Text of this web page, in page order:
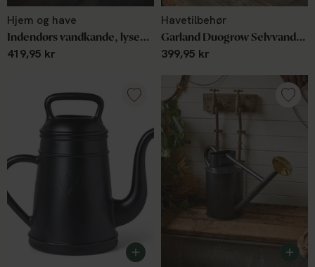
Hjem og have
Indendørs vandkande, lyseblå
419,95 kr
Havetilbehør
Garland Duogrow Selvvandende Plantesystem
399,95 kr